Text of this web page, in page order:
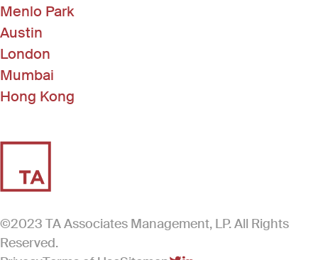
Menlo Park
Austin
London
Mumbai
Hong Kong
©2023 TA Associates Management, LP. All Rights
Reserved.